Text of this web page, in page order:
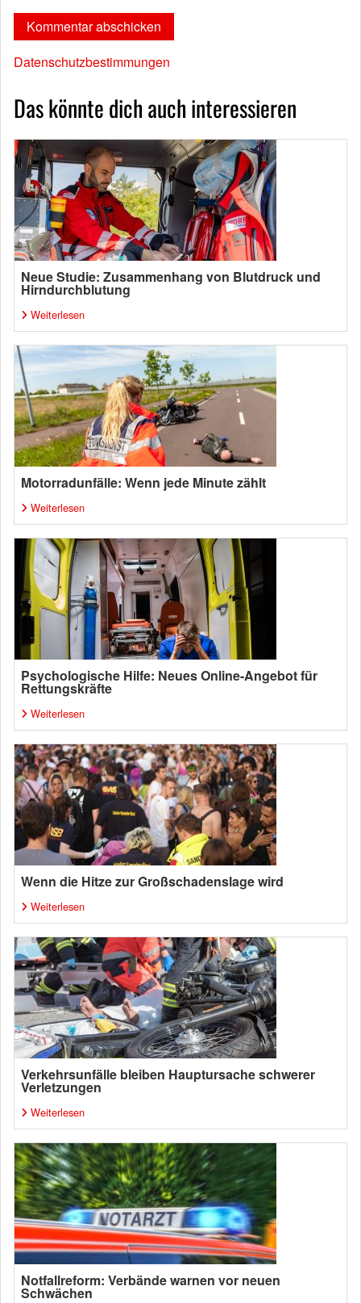
Datenschutzbestimmungen
Das könnte dich auch interessieren
Neue Studie: Zusammenhang von Blutdruck und
Hirndurchblutung
Weiterlesen
Motorradunfälle: Wenn jede Minute zählt
Weiterlesen
Psychologische Hilfe: Neues Online-Angebot für
Rettungskräfte
Weiterlesen
Wenn die Hitze zur Großschadenslage wird
Weiterlesen
Verkehrsunfälle bleiben Hauptursache schwerer
Verletzungen
Weiterlesen
Notfallreform: Verbände warnen vor neuen
Schwächen